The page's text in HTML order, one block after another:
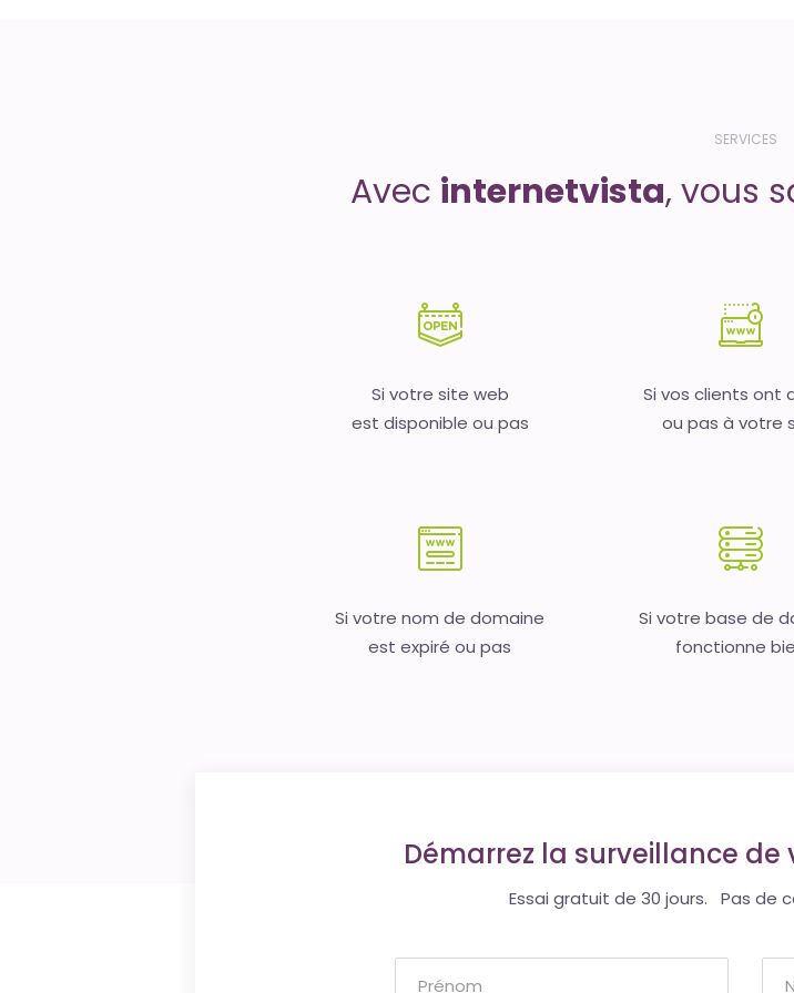
SERVICES
Avec internetvista, vous
Si votre site web
est disponible ou pas
Si vos clients ont
ou pas à votre
Si votre nom de domaine
est expiré ou pas
Si votre base de
fonctionne
Démarrez la surveillance de
Essai gratuit de 30 jours. Pas de